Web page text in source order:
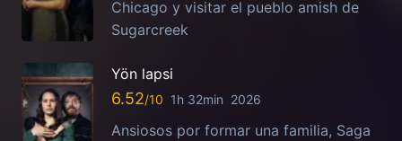
Chicago y visitar el pueblo amish de
Sugarcreek
Yön lapsi
6.52 1h 32min 2026
Ansiosos por formar una familia, Saga